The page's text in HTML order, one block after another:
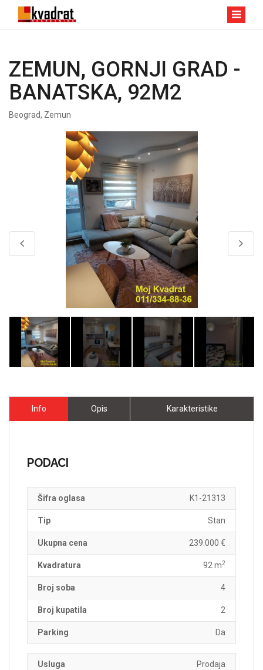
ZEMUN, GORNJI GRAD -
BANATSKA, 92M2
Beograd, Zemun
Info Opis Karakteristike
PODACI
Šifra oglasa K1-21313
Tip Stan
Ukupna cena 239.000 €
Kvadratura 92 m2
Broj soba 4
Broj kupatila 2
Parking Da
Usluga Prodaja